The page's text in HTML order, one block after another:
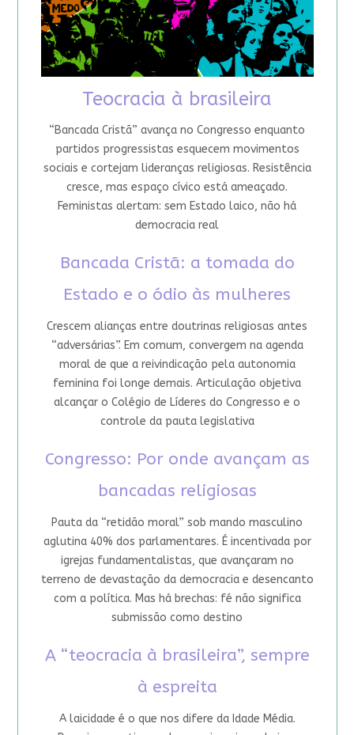
Teocracia à brasileira
“Bancada Cristã” avança no Congresso enquanto
partidos progressistas esquecem movimentos
sociais e cortejam lideranças religiosas. Resistência
cresce, mas espaço cívico está ameaçado.
Feministas alertam: sem Estado laico, não há
democracia real
Bancada Cristã: a tomada do
Estado e o ódio às mulheres
Crescem alianças entre doutrinas religiosas antes
“adversárias”. Em comum, convergem na agenda
moral de que a reivindicação pela autonomia
feminina foi longe demais. Articulação objetiva
alcançar o Colégio de Líderes do Congresso e o
controle da pauta legislativa
Congresso: Por onde avançam as
bancadas religiosas
Pauta da “retidão moral” sob mando masculino
aglutina 40% dos parlamentares. É incentivada por
igrejas fundamentalistas, que avançaram no
terreno de devastação da democracia e desencanto
com a política. Mas há brechas: fé não significa
submissão como destino
A “teocracia à brasileira”, sempre
à espreita
A laicidade é o que nos difere da Idade Média.